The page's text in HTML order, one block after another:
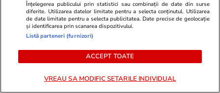
09:00
rating-ul la nivelul Botswanei?
E asumată treaba!
Înțelegerea publicului prin statistici sau combinații de date din surse
diferite. Utilizarea datelor limitate pentru a selecta conținutul. Utilizarea
de date limitate pentru a selecta publicitatea. Date precise de geolocație
și identificarea prin scanarea dispozitivului.
Listă parteneri (furnizori)
ACCEPT TOATE
VREAU SA MODIFIC SETARILE INDIVIDUAL